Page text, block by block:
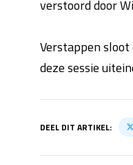
verstoord door
Verstappen
deze sessie
DEEL DIT ARTIKEL: